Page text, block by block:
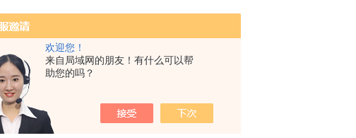
欢迎您！
来自局域网的朋友！有什么可以帮
助您的吗？
力稳定。
T17642,JTGE50T1142
术参数：
，中英文切换；